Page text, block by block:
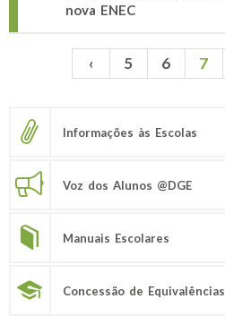
nova ENEC
Páginas ‹ 5 6 7
Informações às Escolas
Voz dos Alunos @DGE
Manuais Escolares
Concessão de Equivalências